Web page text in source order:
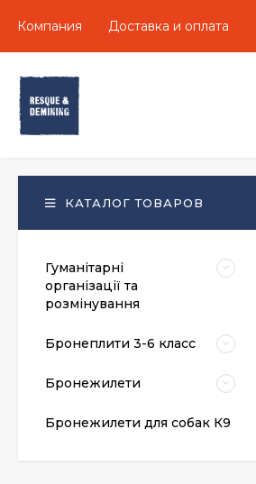
Компания Доставка и оплата
КАТАЛОГ ТОВАРОВ
Гуманітарні
організації та
розмінування
Бронеплити 3-6 класс
Бронежилети
Бронежилети для собак К9